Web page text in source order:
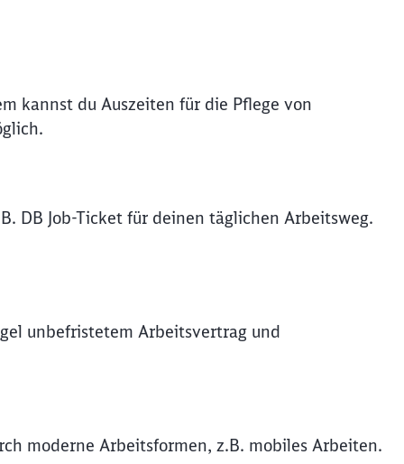
kannst du Auszeiten für die Pflege von
DB Job-Ticket für deinen täglichen Arbeitsweg.
unbefristetem Arbeitsvertrag und
moderne Arbeitsformen, z.B. mobiles Arbeiten.